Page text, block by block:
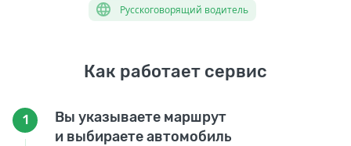
Русскоговорящий водитель
Как работает сервис
1
Вы указываете маршрут
и выбираете автомобиль